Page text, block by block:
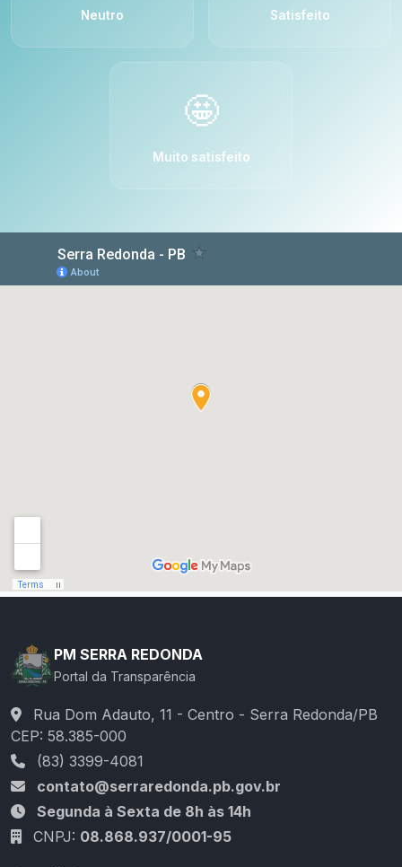
Neutro Satisfeito
🤩
Muito satisfeito
PM SERRA REDONDA
Portal da Transparência
Rua Dom Adauto, 11 - Centro - Serra Redonda/PB
CEP: 58.385-000
(83) 3399-4081
contato@serraredonda.pb.gov.br
Segunda à Sexta de 8h às 14h
CNPJ: 08.868.937/0001-95